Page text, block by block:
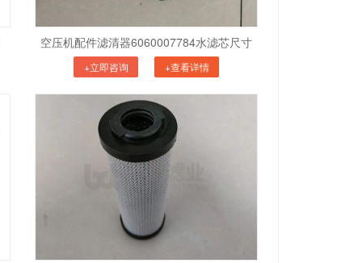
空压机配件滤清器6060007784水滤芯尺寸
+立即咨询 +查看详情